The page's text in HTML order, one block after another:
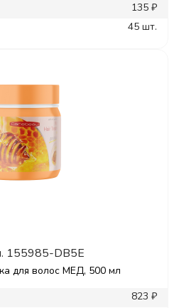
135 ₽
45 шт.
155985-DB5E
для волос МЕД, 500 мл
823 ₽